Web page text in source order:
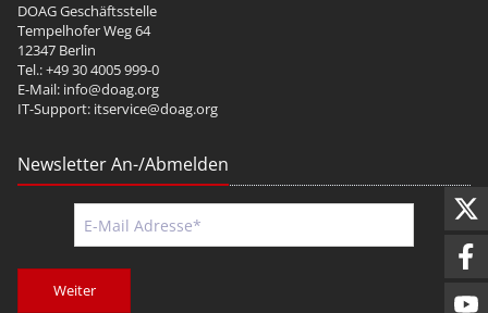
DOAG Geschäftsstelle
Tempelhofer Weg 64
12347 Berlin
Tel.: +49 30 4005 999-0
E-Mail: info@doag.org
IT-Support: itservice@doag.org
Newsletter An-/Abmelden
Weiter